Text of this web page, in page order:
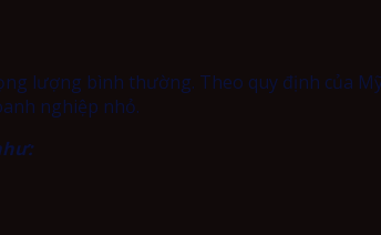
lượng bình thường. Theo quy định của
nghiệp nhỏ.